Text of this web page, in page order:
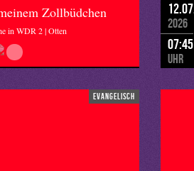
Zollbüdchen
in WDR 2 | Otten
12.07.
2026
07:45
Uhr
evangelisch